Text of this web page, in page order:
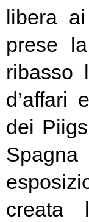
libera
prese
ribasso
d’affari
dei
creata